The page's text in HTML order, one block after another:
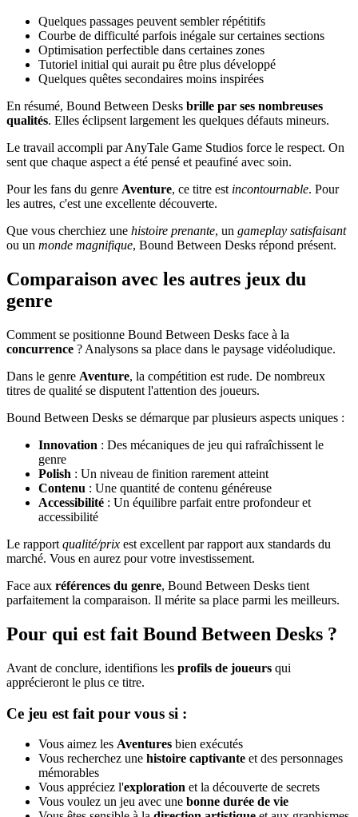
Quelques passages peuvent sembler répétitifs
Courbe de difficulté parfois inégale sur certaines sections
Optimisation perfectible dans certaines zones
Tutoriel initial qui aurait pu être plus développé
Quelques quêtes secondaires moins inspirées
En résumé, Bound Between Desks brille par ses nombreuses
qualités. Elles éclipsent largement les quelques défauts mineurs.
Le travail accompli par AnyTale Game Studios force le respect. On
sent que chaque aspect a été pensé et peaufiné avec soin.
Pour les fans du genre Aventure, ce titre est incontournable. Pour
les autres, c'est une excellente découverte.
Que vous cherchiez une histoire prenante, un gameplay satisfaisant
ou un monde magnifique, Bound Between Desks répond présent.
Comparaison avec les autres jeux du
genre
Comment se positionne Bound Between Desks face à la
concurrence ? Analysons sa place dans le paysage vidéoludique.
Dans le genre Aventure, la compétition est rude. De nombreux
titres de qualité se disputent l'attention des joueurs.
Bound Between Desks se démarque par plusieurs aspects uniques :
Innovation : Des mécaniques de jeu qui rafraîchissent le
genre
Polish : Un niveau de finition rarement atteint
Contenu : Une quantité de contenu généreuse
Accessibilité : Un équilibre parfait entre profondeur et
accessibilité
Le rapport qualité/prix est excellent par rapport aux standards du
marché. Vous en aurez pour votre investissement.
Face aux références du genre, Bound Between Desks tient
parfaitement la comparaison. Il mérite sa place parmi les meilleurs.
Pour qui est fait Bound Between Desks ?
Avant de conclure, identifions les profils de joueurs qui
apprécieront le plus ce titre.
Ce jeu est fait pour vous si :
Vous aimez les Aventures bien exécutés
Vous recherchez une histoire captivante et des personnages
mémorables
Vous appréciez l'exploration et la découverte de secrets
Vous voulez un jeu avec une bonne durée de vie